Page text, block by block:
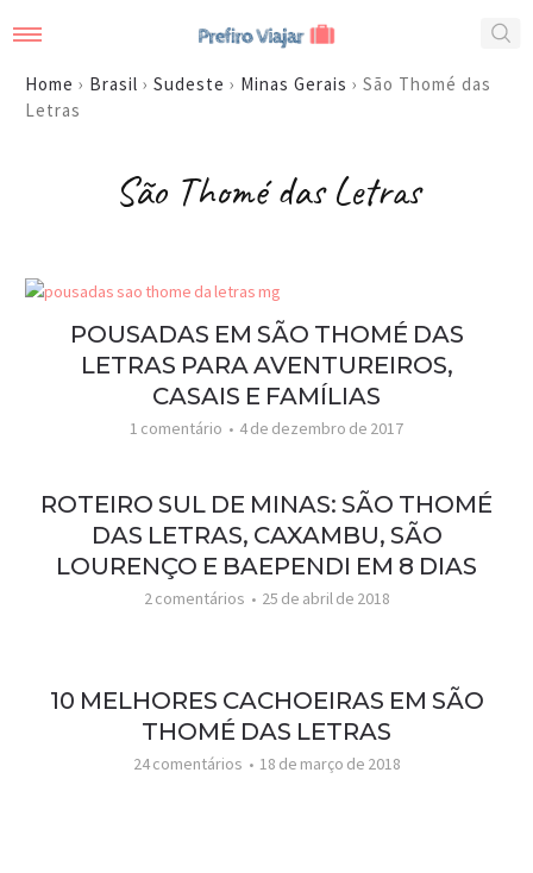
Home › Brasil ›Sudeste › Minas Gerais ›São Thomé das
Letras
São Thomé das Letras
POUSADAS EM SÃO THOMÉ DAS
LETRAS PARA AVENTUREIROS,
CASAIS E FAMÍLIAS
1 comentário 4 de dezembro de 2017
ROTEIRO SUL DE MINAS: SÃO THOMÉ
DAS LETRAS, CAXAMBU, SÃO
LOURENÇO E BAEPENDI EM 8 DIAS
2 comentários 25 de abril de 2018
10 MELHORES CACHOEIRAS EM SÃO
THOMÉ DAS LETRAS
24 comentários 18 de março de 2018